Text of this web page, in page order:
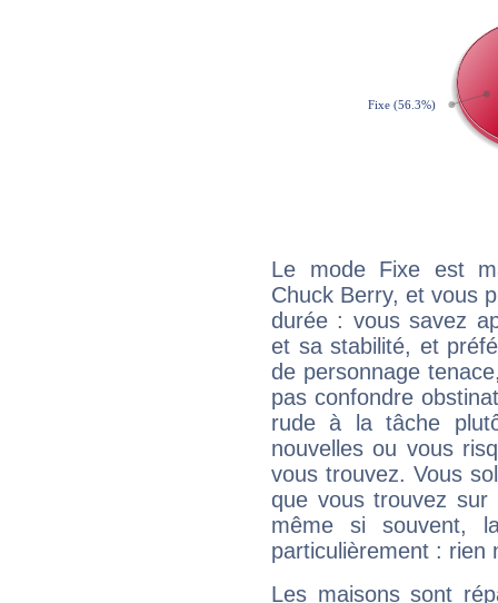
Le mode Fixe est
Chuck Berry, et vous
durée : vous savez
et sa stabilité, et
de personnage
pas confondre
rude à la tâche
nouvelles ou vous
vous trouvez. Vous
que vous trouvez
même si souvent,
particulièrement : rien
Les maisons sont